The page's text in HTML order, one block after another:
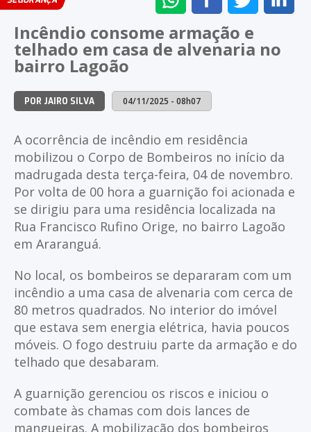
NO
WHATSAPP
NO
FACEBOOK
NO
Incêndio consome armação e
telhado em casa de alvenaria no
bairro Lagoão
POR JAIRO SILVA 04/11/2025 - 08h07
A ocorrência de incêndio em residência
mobilizou o Corpo de Bombeiros no início da
madrugada desta terça-feira, 04 de novembro.
Por volta de 00 hora a guarnição foi acionada e
se dirigiu para uma residência localizada na
Rua Francisco Rufino Orige, no bairro Lagoão
em Araranguá.
No local, os bombeiros se depararam com um
incêndio a uma casa de alvenaria com cerca de
80 metros quadrados. No interior do imóvel
que estava sem energia elétrica, havia poucos
móveis. O fogo destruiu parte da armação e do
telhado que desabaram.
A guarnição gerenciou os riscos e iniciou o
combate às chamas com dois lances de
mangueiras. A mobilização dos bombeiros